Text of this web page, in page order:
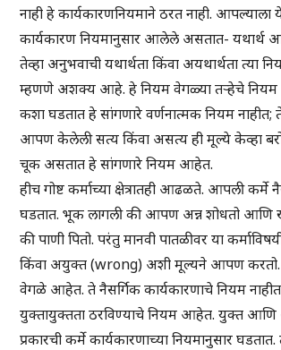
नाही हे कार्यकारणनियमाने ठरत नाही.
कार्यकारण नियमानुसार आलेले असतात- यथार्थ
तेव्हा अनुभवाची यथार्थता किंवा अयथार्थता त्या
म्हणणे अशक्य आहे. हे नियम वेगळ्या तर्‍हेचे
कशा घडतात हे सांगणारे वर्णनात्मक नियम नाहीत; ते
आपण केलेली सत्य किंवा असत्य ही मूल्ये केव्हा
चूक असतात हे सांगणारे नियम आहेत.
हीच गोष्ट कर्माच्या क्षेत्रातही आढळते. आपली कर्मे
घडतात. भूक लागली की आपण अन्न शोधतो आणि
की पाणी पितो. परंतु मानवी पातळीवर या
किंवा अयुक्त (wrong) अशी मूल्यने आपण करतो.
वेगळे आहेत. ते नैसर्गिक कार्यकारणाचे नियम
युक्तायुक्तता ठरविण्याचे नियम आहेत. युक्त आणि
प्रकारची कर्मे कार्यकारणाच्या नियमानुसार घडतात.